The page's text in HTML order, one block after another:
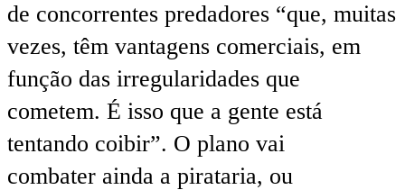
de concorrentes predadores “que, muitas
vezes, têm vantagens comerciais, em
função das irregularidades que
cometem. É isso que a gente está
tentando coibir”. O plano vai
combater ainda a pirataria, ou